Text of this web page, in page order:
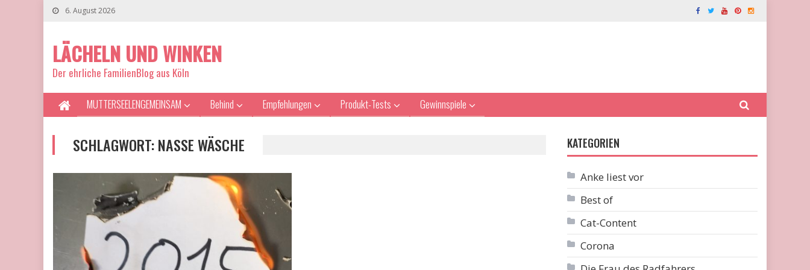
6. August 2026
LÄCHELN UND WINKEN
Der ehrliche FamilienBlog aus Köln
MUTTERSEELENGEMEINSAM Behind Empfehlungen Produkt-Tests Gewinnspiele
SCHLAGWORT:NASSE WÄSCHE KATEGORIEN
Anke liest vor
Best of
Cat-Content
Corona